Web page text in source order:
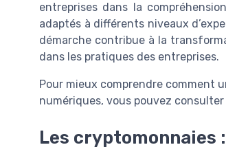
entreprises dans la
adaptés à différents niveaux
démarche contribue à la
dans les pratiques des entreprises.
Pour mieux comprendre comment
numériques, vous pouvez consulter
Les cryptomonnaies